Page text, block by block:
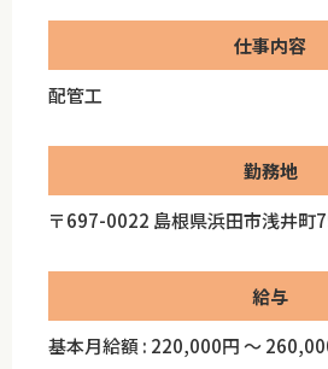
仕事内容
配管工
勤務地
〒697-0022 島根県浜田市浅井町
給与
基本月給額 : 220,000円 ～